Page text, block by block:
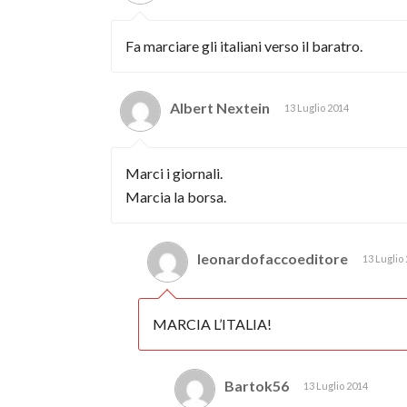
Fa marciare gli italiani verso il baratro.
Albert Nextein 13 Luglio 2014
Marci i giornali.
Marcia la borsa.
leonardofaccoeditore 13 Luglio
MARCIA L’ITALIA!
Bartok56 13 Luglio 2014